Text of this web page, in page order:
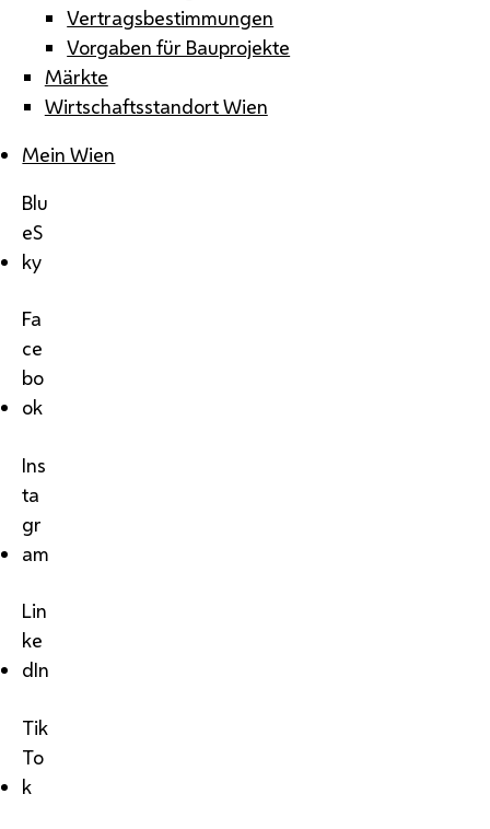
Vertragsbestimmungen
Vorgaben für Bauprojekte
Märkte
Wirtschaftsstandort Wien
Mein Wien
Blu
eS
ky
Fa
ce
bo
ok
Ins
ta
gr
am
Lin
ke
dIn
Tik
To
k